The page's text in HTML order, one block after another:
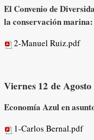
El Convenio de
la conservación
2-Manuel Ruiz.pdf
Viernes 12 de Agosto
Economía Azul en
1-Carlos Bernal.pdf